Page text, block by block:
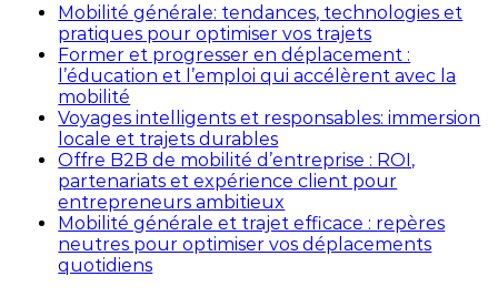
Mobilité générale: tendances, technologies et
pratiques pour optimiser vos trajets
Former et progresser en déplacement :
l’éducation et l’emploi qui accélèrent avec la
mobilité
Voyages intelligents et responsables: immersion
locale et trajets durables
Offre B2B de mobilité d’entreprise : ROI,
partenariats et expérience client pour
entrepreneurs ambitieux
Mobilité générale et trajet efficace : repères
neutres pour optimiser vos déplacements
quotidiens